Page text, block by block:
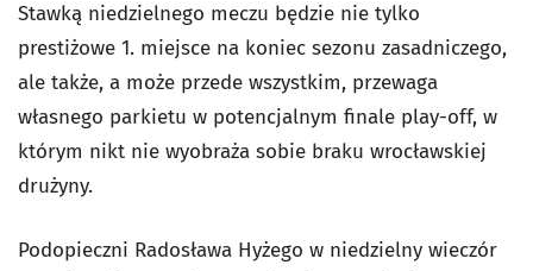
Stawką niedzielnego meczu będzie nie tylko
prestiżowe 1. miejsce na koniec sezonu zasadniczego,
ale także, a może przede wszystkim, przewaga
własnego parkietu w potencjalnym finale play-off, w
którym nikt nie wyobraża sobie braku wrocławskiej
drużyny.
Podopieczni Radosława Hyżego w niedzielny wieczór